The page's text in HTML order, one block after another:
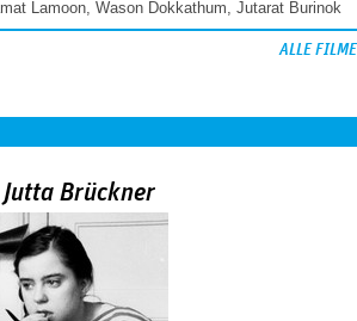
Lamoon, Wason Dokkathum, Jutarat Burinok
ALLE FILME
Brückner